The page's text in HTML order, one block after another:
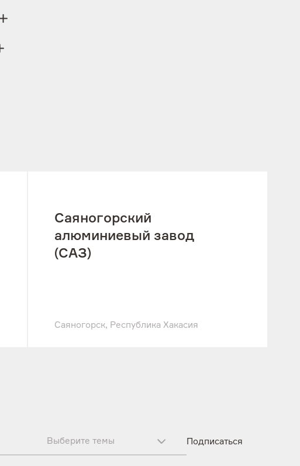
Саяногорский
алюминиевый завод
(САЗ)
Саяногорск, Республика Хакасия
Выберите темы Подписаться